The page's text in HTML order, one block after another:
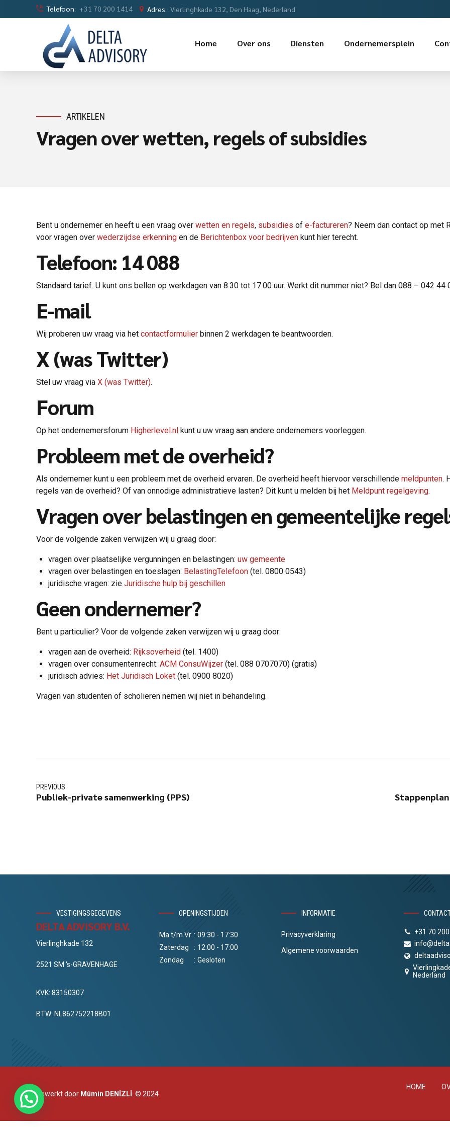
Telefoon: +31 70 200 1414 Adres: Vierlinghkade 132, Den Haag, Nederland
Home Over ons Diensten Ondernemersplein
ARTIKELEN
Vragen over wetten, regels of subsidies
Bent u ondernemer en heeft u een vraag over wetten en regels, subsidies of e-factureren? Neem dan contact op met
voor vragen over wederzijdse erkenning en de Berichtenbox voor bedrijven kunt hier terecht.
Telefoon: 14 088
Standaard tarief. U kunt ons bellen op werkdagen van 8.30 tot 17.00 uur. Werkt dit nummer niet? Bel dan 088 – 042 44
E-mail
Wij proberen uw vraag via het contactformulier binnen 2 werkdagen te beantwoorden.
X (was Twitter)
Stel uw vraag via X (was Twitter).
Forum
Op het ondernemersforum Higherlevel.nl kunt u uw vraag aan andere ondernemers voorleggen.
Probleem met de overheid?
Als ondernemer kunt u een probleem met de overheid ervaren. De overheid heeft hiervoor verschillende meldpunten.
regels van de overheid? Of van onnodige administratieve lasten? Dit kunt u melden bij het Meldpunt regelgeving.
Vragen over belastingen en gemeentelijke
Voor de volgende zaken verwijzen wij u graag door:
vragen over plaatselijke vergunningen en belastingen: uw gemeente
vragen over belastingen en toeslagen: BelastingTelefoon (tel. 0800 0543)
juridische vragen: zie Juridische hulp bij geschillen
Geen ondernemer?
Bent u particulier? Voor de volgende zaken verwijzen wij u graag door:
vragen aan de overheid: Rijksoverheid (tel. 1400)
vragen over consumentenrecht: ACM ConsuWijzer (tel. 088 0707070) (gratis)
juridisch advies: Het Juridisch Loket (tel. 0900 8020)
Vragen van studenten of scholieren nemen wij niet in behandeling.
PREVIOUS
Publiek-private samenwerking (PPS)
VESTIGINGSGEGEVENS
DELTA ADVISORY B.V.
Vierlinghkade 132
2521 SM 's-GRAVENHAGE
KVK: 83150307
BTW: NL862752218B01
OPENINGSTIJDEN
Ma t/m Vr : 09:30 - 17:30
Zaterdag
: 12:00 - 17:00
Zondag
: Gesloten
INFORMATIE
Privacyverklaring
Algemene voorwaarden
+31 70
Nederland
Bewerkt door Mümin DENİZLİ . © 2024
HOME